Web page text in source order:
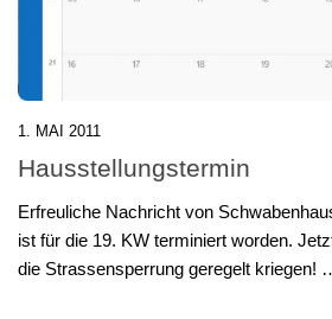
1. MAI 2011
Hausstellungstermin
Erfreuliche Nachricht von
ist für die 19. KW terminiert worden.
die Strassensperrung geregelt kriegen!